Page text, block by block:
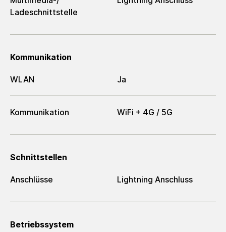
Ladeschnittstelle
Kommunikation
WLAN Ja
Kommunikation WiFi + 4G / 5G
Schnittstellen
Anschlüsse Lightning Anschluss
Betriebssystem